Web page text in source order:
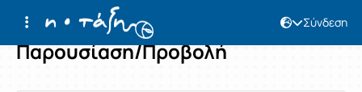
Σύνδεση
Παρουσίαση/Προβολή